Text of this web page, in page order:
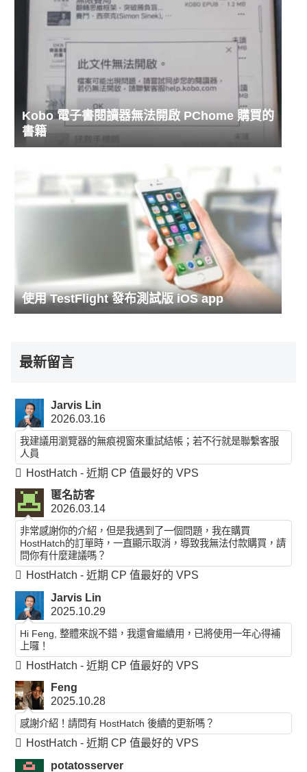
Kobo 電子書閱讀器無法開啟 PChome 購買的
書籍
使用 TestFlight 發布測試版 iOS app
最新留言
Jarvis Lin
2026.03.16
我建議用瀏覽器的無痕視窗來重試結帳；若不行就是聯繫客服
人員
HostHatch - 近期 CP 值最好的 VPS
匿名訪客
2026.03.14
非常感謝你的介紹，但是我遇到了一個問題，我在購買
HostHatch的訂單時，一直顯示取消，導致我無法付款購買，請
問你有什麼建議嗎？
HostHatch - 近期 CP 值最好的 VPS
Jarvis Lin
2025.10.29
Hi Feng, 整體來說不錯，我還會繼續用，已將使用一年心得補
上囉！
HostHatch - 近期 CP 值最好的 VPS
Feng
2025.10.28
感謝介紹！請問有 HostHatch 後續的更新嗎？
HostHatch - 近期 CP 值最好的 VPS
potatosserver